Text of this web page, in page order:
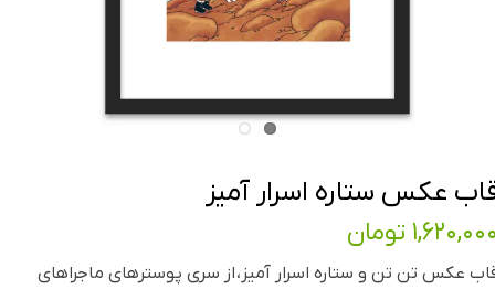
عکس ستاره اسرار آمیز
تومان
عکس تن تن و ستاره اسرار آمیز، از سری پوسترهای ماجراهای